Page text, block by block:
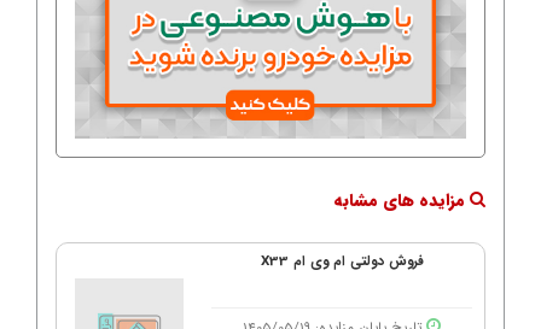
مزایده های مشابه
فروش دولتی ام وی ام X33